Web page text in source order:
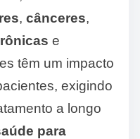
, cânceres,
e
têm um impacto
exigindo
a longo
para